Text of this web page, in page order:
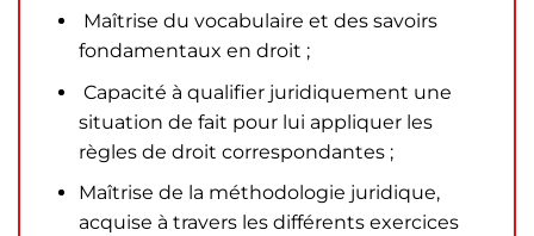
Maîtrise du vocabulaire et des savoirs
fondamentaux en droit ;
Capacité à qualifier juridiquement une
situation de fait pour lui appliquer les
règles de droit correspondantes ;
Maîtrise de la méthodologie juridique,
acquise à travers les différents exercices